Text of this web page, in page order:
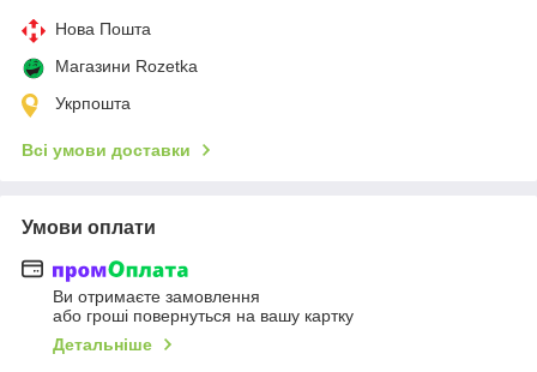
Нова Пошта
Магазини Rozetka
Укрпошта
Всі умови доставки
Умови оплати
Ви отримаєте замовлення
або гроші повернуться на вашу картку
Детальніше